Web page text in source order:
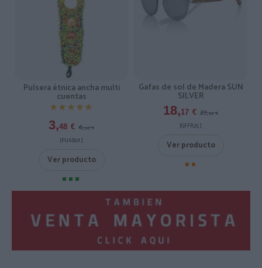
Pulsera étnica ancha multi
cuentas
★★★★★
★★★★★
3,48 € 6,95 €
[PUAB01 ]
Ver producto
Gafas de sol de Madera SUN
SILVER
18,17 € 27,95 €
[GFFR25 ]
Ver producto